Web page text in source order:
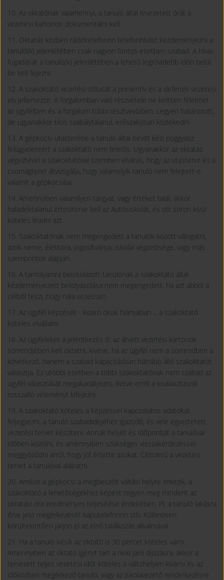
10. Az oktatónak valamennyi, a tanuló által levezetett órát a
vezetési kartonon dokumentálni kell.
11. Oktatás közben rádiótelefonon telefonhívást kezdeményezni a
tanuló(k) jelenlétében csak nagyon fontos esetben szabad. A hívás
fogadását a tanuló(k) jelenlétében a lehető legrövidebb időn belül
be kell fejezni.
12. A szakoktató vezetési stílusát a preventív és a defenzív vezetési
elv jellemezze. A forgalomban való részvétele ne keltsen félelmet
az ügyfélben és a forgalom többi résztvevőiben. Legyen határozott,
de ugyanakkor tilos szabálytalanul, erőszakosan közlekedni.
13. A gépkocsi utasterébe a tanuló által bevitt kézi poggyász
felügyeletéért a szakoktató nem felelős. Ugyanakkor az oktatás
végeztével a szakoktatóval szemben elvárás, hogy az utasteret és a
csomagteret átvizsgálja, hogy valamelyik tanuló nem felejtett-e
valamit a gépkocsiba.
14. Amennyiben valamilyen tárgyat, vagy értéket talál, akkor
haladéktalanul értesítenie kell az Autósiskolát, és ott soron kívül
köteles leadni azt.
15. Szakoktatónak nem megengedett a tanulók között válogatni,
azok neme, életkora, jogosítványa, iskolai végzettsége, vagy más
szempontok alapján.
16. A tanfolyamra beiskolázott tanulónak a szakoktató által
kezdeményezett befolyásolása nem megengedett, ha azt abból a
célból teszi, hogy nála vezessen.
17. Az ügyfél képzését - kizáró okok hiányában -, a szakoktató
köteles elvállalni.
18. Az ügyfeleket a jelentkezés ill. az átvett vezetési kartonok
sorrendjében kell oktatni, kivéve, ha az ügyfél nem a sorrendben a
következő, hanem a szabad kapacitásban hátrább álló szakoktatót
választja. Ez utóbbi esetben a többi szakoktatónak nem szabad az
ügyfél választását megakadályozni, illetve erről a kiválasztásról
rosszalló véleményt kifejezni.
19. A szakoktató köteles a képzéssel kapcsolatos adatokat
feljegyezni, a tanuló szabadidejéhez igazodó, és vele egyeztetett
vezetési tervet készíteni. Annak helyét és időpontját a tanulóval
időben közölni, és amennyiben szükséges visszakérdezéssel
meggyőződni arról, hogy jól értette azokat. Célszerű a vezetési
tervet a tanulóval aláíratni.
20. Amikor a gépkocsi a megbeszélt váltási helyre érkezik, a
szakoktató a lehetőségekhez képest tegyen meg mindent az
oktatási óra eredményes teljesítése érdekében. Pl. a tanuló lakásra
érve jelzi megérkezését kaputelefonon stb. Különösen
körültekintően járjon el az első találkozás alkalmával.
21. Ha a tanuló késik az oktató is 30 percet köteles várni.
Amennyiben az oktató igényt tart a neki járó díjazásra, akkor a
tervezett teljes vezetési időt köteles a váltóhelyen kivárni és az
időközben megérkező tanuló, vagy az iskolavezető rendelkezésre